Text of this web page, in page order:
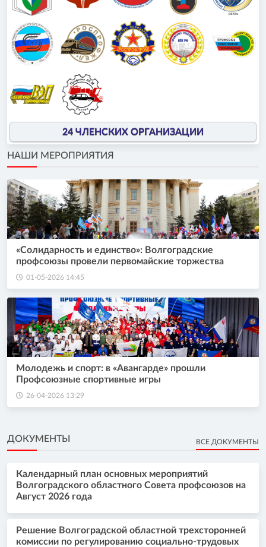
24 ЧЛЕНСКИХ ОРГАНИЗАЦИИ
НАШИ МЕРОПРИЯТИЯ
«Солидарность и единство»: Волгоградские
профсоюзы провели первомайские торжества
01-05-2026 14:45
Молодежь и спорт: в «Авангарде» прошли
Профсоюзные спортивные игры
26-04-2026 13:29
ДОКУМЕНТЫ ВСЕ ДОКУМЕНТЫ
Календарный план основных мероприятий
Волгоградского областного Совета профсоюзов на
Август 2026 года
Решение Волгоградской областной трехсторонней
комиссии по регулированию социально-трудовых